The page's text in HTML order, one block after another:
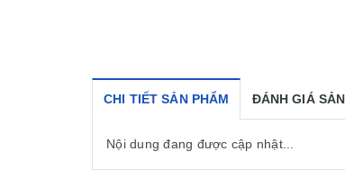
CHI TIẾT SẢN PHẨM ĐÁNH GIÁ
Nội dung đang được cập nhật...